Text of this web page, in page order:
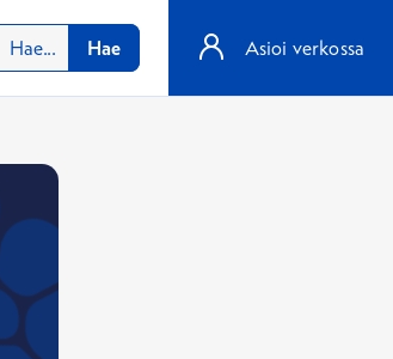
Hae Asioi verkossa